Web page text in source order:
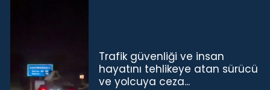
Trafik güvenliği ve insan
hayatını tehlikeye atan sürücü
ve yolcuya ceza...